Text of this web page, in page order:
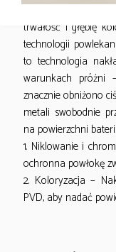
Akcesoria
trwałość i głębię
technologii
to technologia
warunkach próżni
znacznie obniżono
metali swobodnie
na powierzchni
1. Niklowanie i
ochronna powłokę
2. Koloryzacja –
PVD, aby nadać